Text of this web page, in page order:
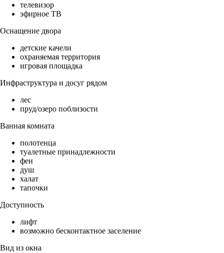
телевизор
эфирное ТВ
Оснащение двора
детские качели
охраняемая территория
игровая площадка
Инфраструктура и досуг рядом
лес
пруд/озеро поблизости
Ванная комната
полотенца
туалетные принадлежности
фен
душ
халат
тапочки
Доступность
лифт
возможно бесконтактное заселение
Вид из окна